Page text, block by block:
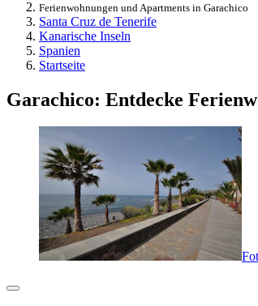
Ferienwohnungen und Apartments in Garachico
Santa Cruz de Tenerife
Kanarische Inseln
Spanien
Startseite
Garachico: Entdecke